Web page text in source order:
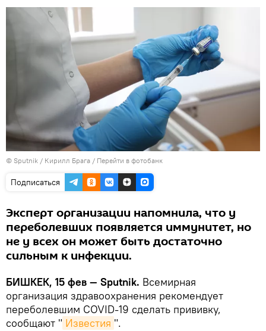
© Sputnik / Кирилл Брага / Перейти в фотобанк
Подписаться
Эксперт организации напомнила, что у
переболевших появляется иммунитет, но
не у всех он может быть достаточно
сильным к инфекции.
БИШКЕК, 15 фев — Sputnik. Всемирная
организация здравоохранения рекомендует
переболевшим COVID-19 сделать прививку,
сообщают " Известия ".